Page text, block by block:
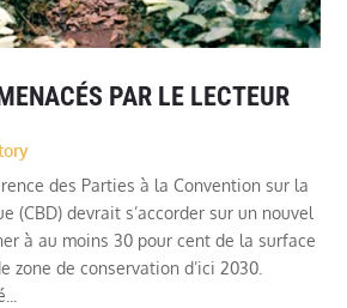
PAR LE LECTEUR
des Parties à la Convention sur la
(CBD) devrait s’accorder sur un nouvel
à au moins 30 pour cent de la surface
zone de conservation d’ici 2030.